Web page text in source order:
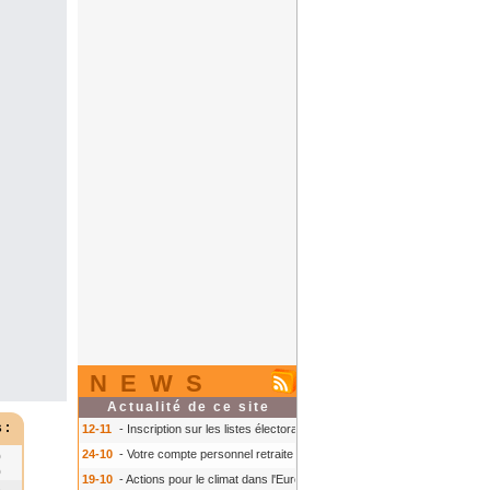
NEWS
Actualité de ce site
12-11 - Inscription sur les listes électorales : comment faire ?
24-10 - Votre compte personnel retraite sur info-retraite.fr
19-10 - Actions pour le climat dans l'Europe
: